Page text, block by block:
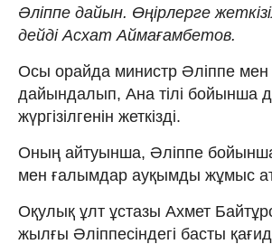
Әліппе дайын. Өңірлерге
дейді Асхат Аймағамбетов.
Осы орайда министр Әліппе мен
дайындалып, Ана тілі бойынша
жүргізілгенін жеткізді.
Оның айтуынша, Әліппе
мен ғалымдар ауқымды жұмыс
Оқулық ұлт ұстазы Ахмет
жылғы Әліппесіндегі басты